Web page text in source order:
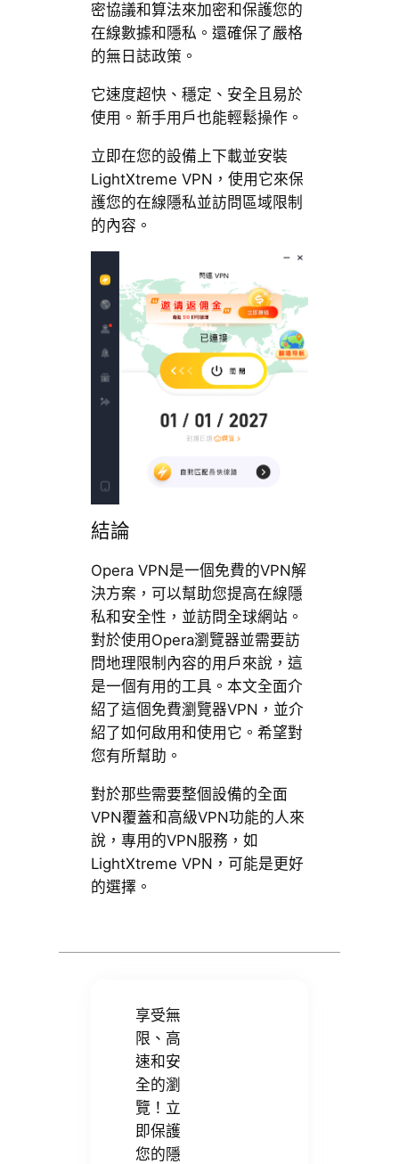
密協議和算法來加密和保護您的
在線數據和隱私。還確保了嚴格
的無日誌政策。
它速度超快、穩定、安全且易於
使用。新手用戶也能輕鬆操作。
立即在您的設備上下載並安裝
LightXtreme VPN，使用它來保
護您的在線隱私並訪問區域限制
的內容。
結論
Opera VPN是一個免費的VPN解
決方案，可以幫助您提高在線隱
私和安全性，並訪問全球網站。
對於使用Opera瀏覽器並需要訪
問地理限制內容的用戶來說，這
是一個有用的工具。本文全面介
紹了這個免費瀏覽器VPN，並介
紹了如何啟用和使用它。希望對
您有所幫助。
對於那些需要整個設備的全面
VPN覆蓋和高級VPN功能的人來
說，專用的VPN服務，如
LightXtreme VPN，可能是更好
的選擇。
享受無
限、高
速和安
全的瀏
覽！立
即保護
您的隱